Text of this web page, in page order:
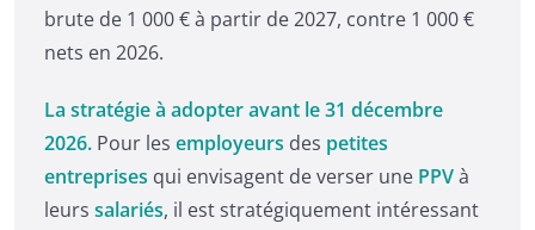
brute de 1 000 € à partir de 2027, contre 1 000 €
nets en 2026.
La stratégie à adopter avant le 31 décembre
2026. Pour les employeurs des petites
entreprises qui envisagent de verser une PPVà
leurs salariés, il est stratégiquement intéressant